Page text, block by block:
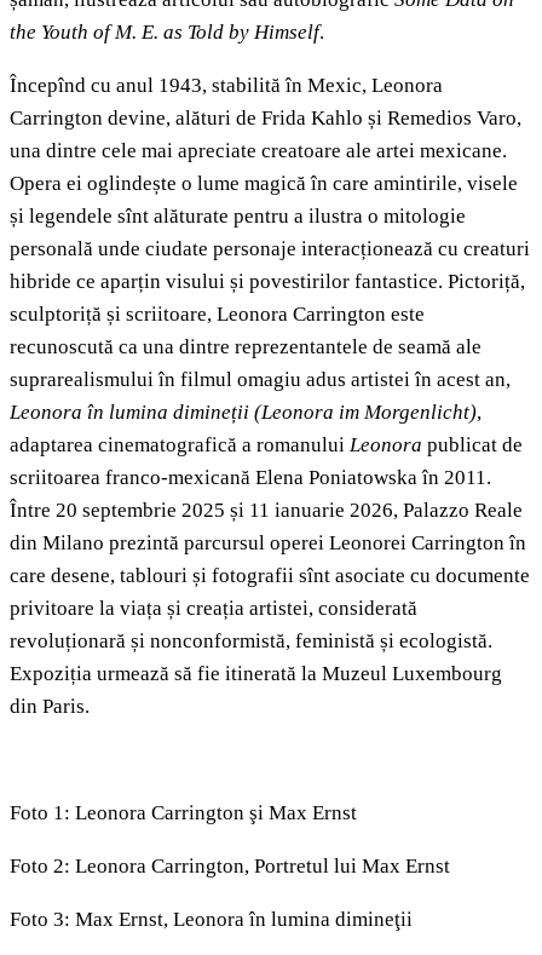
the Youth of M. E. as Told by Himself.
Începînd cu anul 1943, stabilită în Mexic, Leonora
Carrington devine, alături de Frida Kahlo și Remedios Varo,
una dintre cele mai apreciate creatoare ale artei mexicane.
Opera ei oglindește o lume magică în care amintirile, visele
și legendele sînt alăturate pentru a ilustra o mitologie
personală unde ciudate personaje interacționează cu creaturi
hibride ce aparțin visului și povestirilor fantastice. Pictoriță,
sculptoriță și scriitoare, Leonora Carrington este
recunoscută ca una dintre reprezentantele de seamă ale
suprarealismului în filmul omagiu adus artistei în acest an,
Leonora în lumina dimineții (Leonora im Morgenlicht),
adaptarea cinematografică a romanului Leonora publicat de
scriitoarea franco-mexicană Elena Poniatowska în 2011.
Între 20 septembrie 2025 și 11 ianuarie 2026, Palazzo Reale
din Milano prezintă parcursul operei Leonorei Carrington în
care desene, tablouri și fotografii sînt asociate cu documente
privitoare la viața și creația artistei, considerată
revoluționară și nonconformistă, feministă și ecologistă.
Expoziția urmează să fie itinerată la Muzeul Luxembourg
din Paris.
Foto 1: Leonora Carrington şi Max Ernst
Foto 2: Leonora Carrington, Portretul lui Max Ernst
Foto 3: Max Ernst, Leonora în lumina dimineţii